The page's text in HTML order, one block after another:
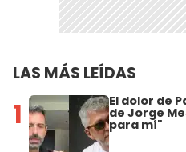
LAS MÁS LEÍDAS
1 El dolor de
de Jorge
para mí"